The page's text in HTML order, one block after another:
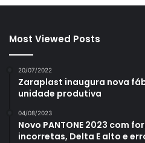
Most Viewed Posts
20/07/2022
Zaraplast inaugura nova
unidade produtiva
04/08/2023
Novo PANTONE 2023 com
incorretas, Delta E alto e